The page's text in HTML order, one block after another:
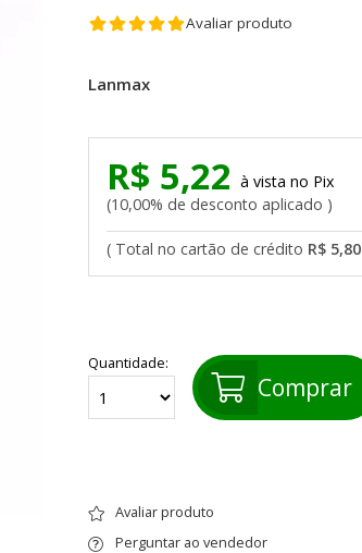
Avaliar produto
Lanmax
R$ 5,80
R$ 5,22
10,00% de desconto aplicado
Pix
Quantidade:
Comprar
Avaliar produto
Perguntar ao vendedor